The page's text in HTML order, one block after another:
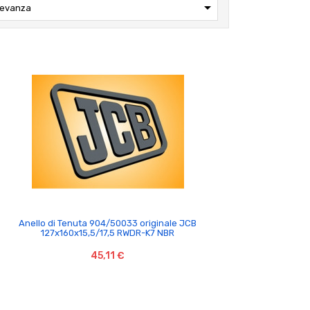


Anello di Tenuta 904/50033 originale JCB
127x160x15,5/17,5 RWDR-K7 NBR
45,11 €